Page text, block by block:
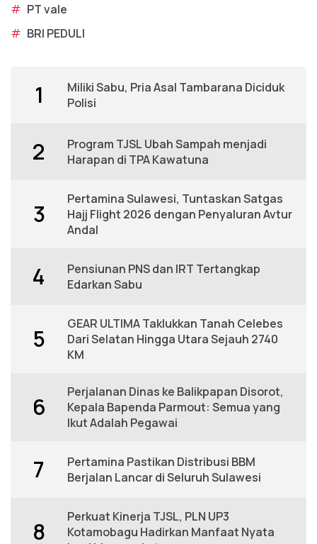
# PT vale
# BRI PEDULI
1
Miliki Sabu, Pria Asal Tambarana Diciduk
Polisi
2
Program TJSL Ubah Sampah menjadi
Harapan di TPA Kawatuna
3
Pertamina Sulawesi, Tuntaskan Satgas
Hajj Flight 2026 dengan Penyaluran Avtur
Andal
4
Pensiunan PNS dan IRT Tertangkap
Edarkan Sabu
5
GEAR ULTIMA Taklukkan Tanah Celebes
Dari Selatan Hingga Utara Sejauh 2740
KM
6
Perjalanan Dinas ke Balikpapan Disorot,
Kepala Bapenda Parmout: Semua yang
Ikut Adalah Pegawai
7
Pertamina Pastikan Distribusi BBM
Berjalan Lancar di Seluruh Sulawesi
8
Perkuat Kinerja TJSL, PLN UP3
Kotamobagu Hadirkan Manfaat Nyata